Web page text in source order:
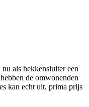
als hekkensluiter een
de omwonenden
kan echt uit, prima prijs